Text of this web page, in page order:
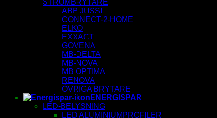
STRÖMBRYTARE
ABB JUSSI
CONNECT-2-HOME
ELKO
EXXACT
GOVENA
MB-DELTA
MB-NOVA
MB OPTIMA
RENOVA
ÖVRIGA BRYTARE
ENERGISPAR
LED-BELYSNING
LED ALUMINIUMPROFILER